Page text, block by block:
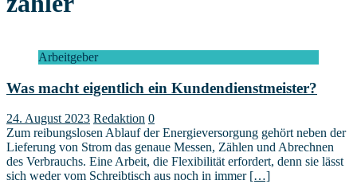
Arbeitgeber
Was macht eigentlich ein Kundendienstmeister?
24. August 2023 Redaktion 0
Zum reibungslosen Ablauf der Energieversorgung gehört neben der
Lieferung von Strom das genaue Messen, Zählen und Abrechnen
des Verbrauchs. Eine Arbeit, die Flexibilität erfordert, denn sie lässt
sich weder vom Schreibtisch aus noch in immer […]